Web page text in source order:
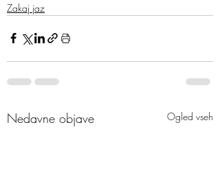
Zakaj jaz
Nedavne objave Ogled vseh